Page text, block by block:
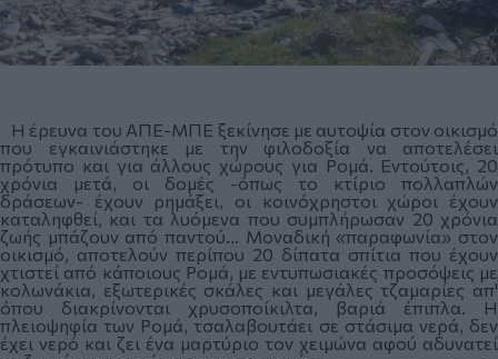
Η έρευνα του ΑΠΕ-ΜΠΕ ξεκίνησε με αυτοψία στον οικισμό
που εγκαινιάστηκε με την φιλοδοξία να αποτελέσει
πρότυπο και για άλλους χώρους για Ρομά. Εντούτοις, 20
χρόνια μετά, οι δομές -όπως το κτίριο πολλαπλών
δράσεων- έχουν ρημάξει, οι κοινόχρηστοι χώροι έχουν
καταληφθεί, και τα λυόμενα που συμπλήρωσαν 20 χρόνια
ζωής μπάζουν από παντού... Μοναδική «παραφωνία» στον
οικισμό, αποτελούν περίπου 20 δίπατα σπίτια που έχουν
χτιστεί από κάποιους Ρομά, με εντυπωσιακές προσόψεις με
κολωνάκια, εξωτερικές σκάλες και μεγάλες τζαμαρίες απ'
όπου διακρίνονται χρυσοποίκιλτα, βαριά έπιπλα. Η
πλειοψηφία των Ρομά, τσαλαβουτάει σε στάσιμα νερά, δεν
έχει νερό και ζει ένα μαρτύριο τον χειμώνα αφού αδυνατεί